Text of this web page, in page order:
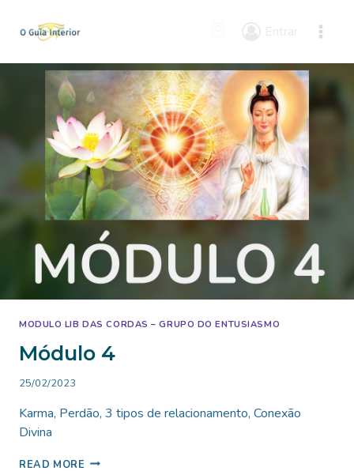
MODULO LIB DAS CORDAS – GRUPO DO ENTUSIASMO
Módulo 4
By
Miranda
25/02/2023
Karma, Perdão, 3 tipos de relacionamento, Conexão
Divina
READ MORE MÓDULO